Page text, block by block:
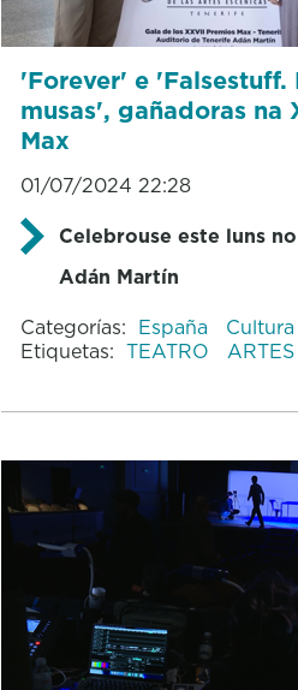
'Forever' e 'Falsestuff.
musas', gañadoras na
Max
01/07/2024 22:28
Celebrouse este luns
Adán Martín
Categorías: España Cultura
Etiquetas: TEATRO